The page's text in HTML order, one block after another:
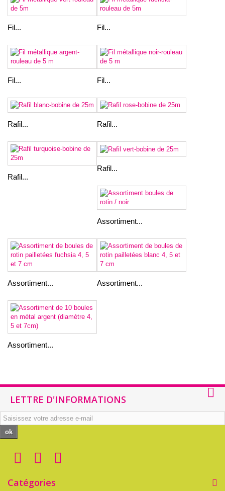
Fil... Fil...
Fil... Fil...
Rafil... Rafil...
Rafil...
Rafil...
Assortiment...
Assortiment... Assortiment...
Assortiment...
LETTRE D'INFORMATIONS
ok
Catégories